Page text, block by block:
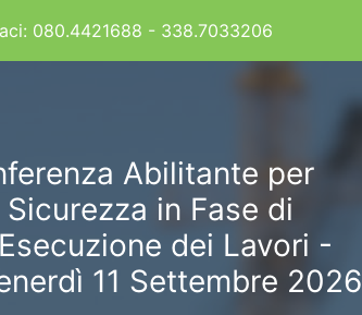
080.4421688 - 338.7033206
Abilitante per
in Fase di
dei Lavori -
11 Settembre 2026